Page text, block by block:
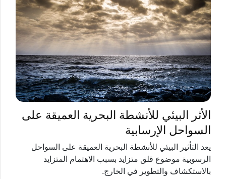
الأثر البيئي للأنشطة البحرية العميقة على
السواحل الإرسابية
يعد التأثير البيئي للأنشطة البحرية العميقة على السواحل
الرسوبية موضوع قلق متزايد بسبب الاهتمام المتزايد
بالاستكشاف والتطوير في الخارج.